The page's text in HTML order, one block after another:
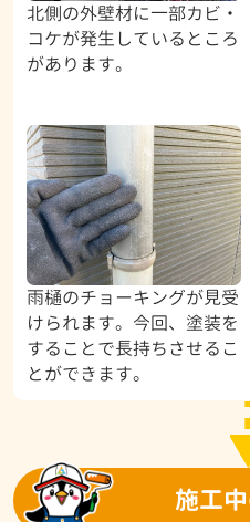
北側の外壁材に一部カビ・
コケが発生しているところ
があります。
雨樋のチョーキングが見受
けられます。今回、塗装を
することで長持ちさせるこ
とができます。
施工